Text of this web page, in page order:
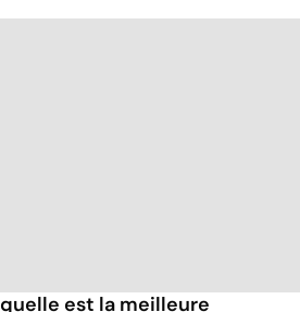
quelle est la meilleure